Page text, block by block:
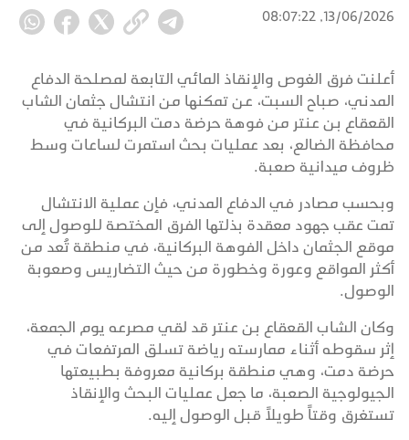
13/06/2026, 08:07:22
أعلنت فرق الغوص والإنقاذ المائي التابعة لمصلحة الدفاع
المدني، صباح السبت، عن تمكنها من انتشال جثمان الشاب
القعقاع بن عنتر من فوهة حرضة دمت البركانية في
محافظة الضالع، بعد عمليات بحث استمرت لساعات وسط
ظروف ميدانية صعبة.
وبحسب مصادر في الدفاع المدني، فإن عملية الانتشال
تمت عقب جهود معقدة بذلتها الفرق المختصة للوصول إلى
موقع الجثمان داخل الفوهة البركانية، في منطقة تُعد من
أكثر المواقع وعورة وخطورة من حيث التضاريس وصعوبة
الوصول.
وكان الشاب القعقاع بن عنتر قد لقي مصرعه يوم الجمعة،
إثر سقوطه أثناء ممارسته رياضة تسلق المرتفعات في
حرضة دمت، وهي منطقة بركانية معروفة بطبيعتها
الجيولوجية الصعبة، ما جعل عمليات البحث والإنقاذ
تستغرق وقتاً طويلاً قبل الوصول إليه.